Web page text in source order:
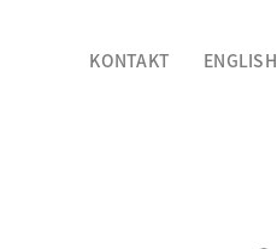
KONTAKT ENGLISH